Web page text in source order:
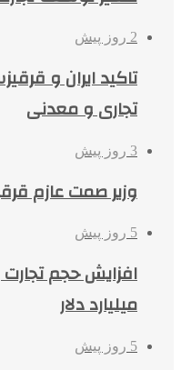
2 روز پیش
تاکید ایران و
تجاری و معدنی
3 روز پیش
وزیر صمت عازم
5 روز پیش
میلیارد دلار
5 روز پیش